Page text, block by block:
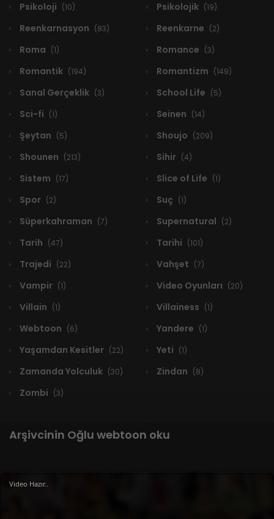
Psikoloji (10) Psikolojik (19)
Reenkarnasyon (83) Reenkarne (2)
Roma (1) Romance (3)
Romantik (194) Romantizm (149)
Sanal Gerçeklik (3) School Life (5)
Sci-fi (1) Seinen (14)
Şeytan (5) Shoujo (209)
Shounen (213) Sihir (4)
Sistem (17) Slice of Life (1)
Spor (2) Suç (1)
Süperkahraman (7) Supernatural (2)
Tarih (47) Tarihi (101)
Trajedi (22) Vahşet (7)
Vampir (1) Video Oyunları (20)
Villain (1) Villainess (1)
Webtoon (6) Yandere (1)
Yaşamdan Kesitler (22) Yeti (1)
Zamanda Yolculuk (30) Zindan (8)
Zombi (3)
Arşivcinin Oğlu webtoon oku
1 RESULT
Video Hazır..